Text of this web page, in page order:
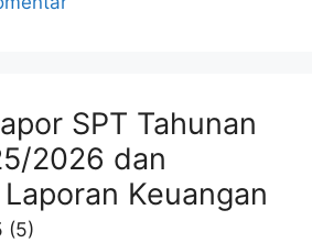
SPT Tahunan
2026 dan
Keuangan
(5)